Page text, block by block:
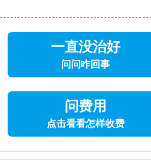
一直没治好
问问咋回事
问费用
点击看看怎样收费